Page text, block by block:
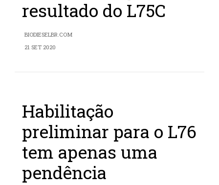
resultado do L75C
BIODIESELBR.COM
21 SET 2020
Habilitação
preliminar para o L76
tem apenas uma
pendência